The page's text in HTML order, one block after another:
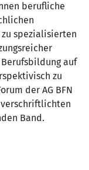
berufliche
spezialisierten
auf
zu
der AG BFN
verschriftlichten
Band.